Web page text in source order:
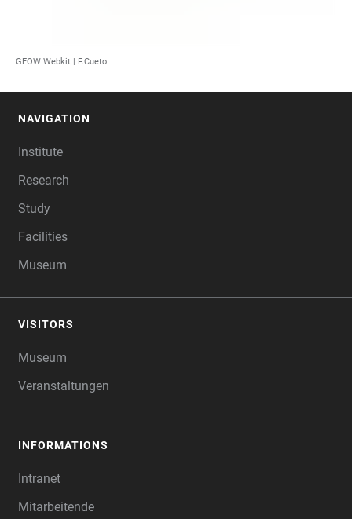
GEOW Webkit | F.Cueto
NAVIGATION
Institute
Research
Study
Facilities
Museum
VISITORS
Museum
Veranstaltungen
INFORMATIONS
Intranet
Mitarbeitende